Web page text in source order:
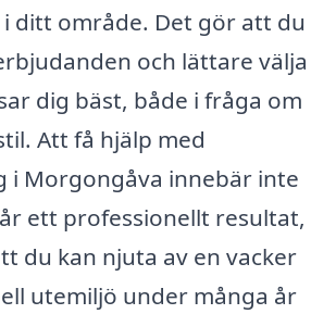
ditt område. Det gör att du
och lättare välja
dig bäst, både i fråga om
Att få hjälp med
i Morgongåva innebär inte
ett professionellt resultat,
du kan njuta av en vacker
utemiljö under många år